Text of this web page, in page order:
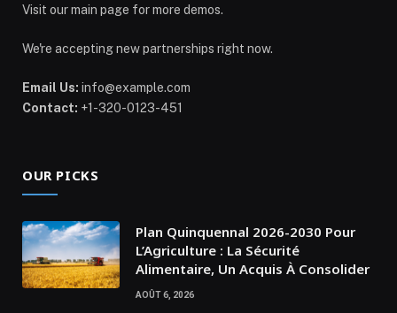
Visit our main page for more demos.
We're accepting new partnerships right now.
Email Us: info@example.com
Contact: +1-320-0123-451
OUR PICKS
Plan Quinquennal 2026-2030 Pour
L’Agriculture : La Sécurité
Alimentaire, Un Acquis À Consolider
AOÛT 6, 2026